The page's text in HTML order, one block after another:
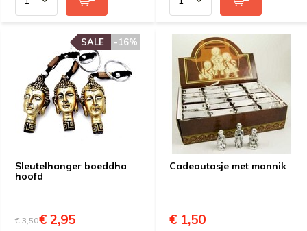
Sleutelhanger boeddha
hoofd
-16%
SALE
€ 3,50€ 2,95
Cadeautasje met monnik
€ 1,50